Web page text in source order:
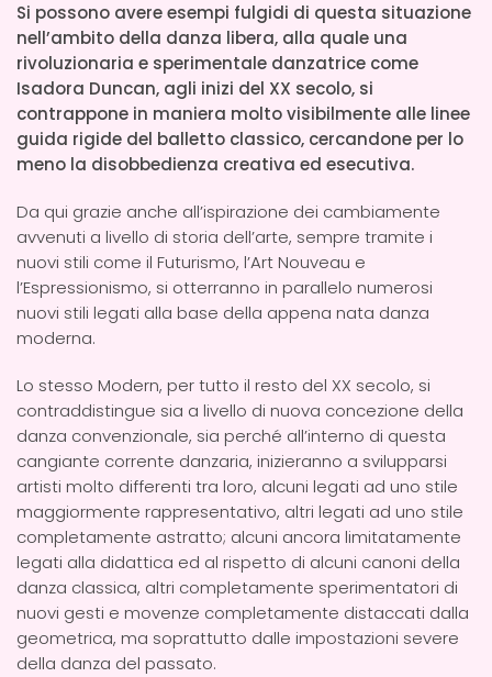
Si possono avere esempi fulgidi di questa situazione
nell’ambito della danza libera, alla quale una
rivoluzionaria e sperimentale danzatrice come
Isadora Duncan, agli inizi del XX secolo, si
contrappone in maniera molto visibilmente alle linee
guida rigide del balletto classico, cercandone per lo
meno la disobbedienza creativa ed esecutiva.
Da qui grazie anche all’ispirazione dei cambiamente
avvenuti a livello di storia dell’arte, sempre tramite i
nuovi stili come il Futurismo, l’Art Nouveau e
l’Espressionismo, si otterranno in parallelo numerosi
nuovi stili legati alla base della appena nata danza
moderna.
Lo stesso Modern, per tutto il resto del XX secolo, si
contraddistingue sia a livello di nuova concezione della
danza convenzionale, sia perché all’interno di questa
cangiante corrente danzaria, inizieranno a svilupparsi
artisti molto differenti tra loro, alcuni legati ad uno stile
maggiormente rappresentativo, altri legati ad uno stile
completamente astratto; alcuni ancora limitatamente
legati alla didattica ed al rispetto di alcuni canoni della
danza classica, altri completamente sperimentatori di
nuovi gesti e movenze completamente distaccati dalla
geometrica, ma soprattutto dalle impostazioni severe
della danza del passato.